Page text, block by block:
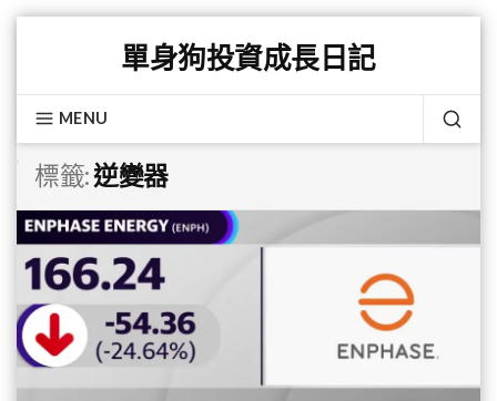
content
單身狗投資成長日記
MENU
標籤:逆變器